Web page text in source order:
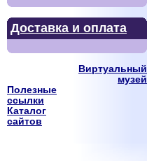
Доставка и оплата
Виртуальный
музей
Полезные
ссылки
Каталог
сайтов